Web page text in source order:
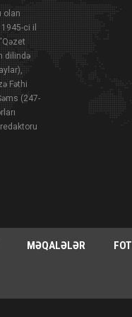
olan
ci il
dilində
Fəthi
(247-
MƏQALƏLƏR